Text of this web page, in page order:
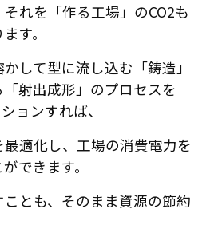
れを「作る工場」のCO2も
す。
して型に流し込む「鋳造」
射出成形」のプロセスを
ョンすれば、
適化し、工場の消費電力を
できます。
とも、そのまま資源の節約